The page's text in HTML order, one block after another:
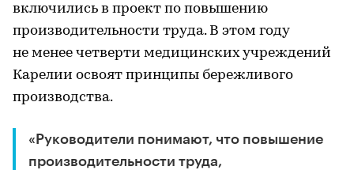
включились в проект по повышению
производительности труда. В этом году
не менее четверти медицинских учреждений
Карелии освоят принципы бережливого
производства.
«Руководители понимают, что повышение
производительности труда,